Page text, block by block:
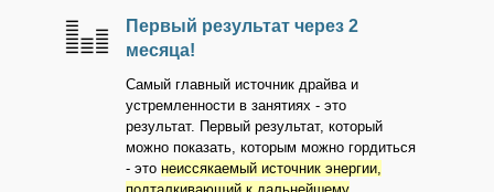
Первый результат через 2
месяца!
Самый главный источник драйва и
устремленности в занятиях - это
результат. Первый результат, который
можно показать, которым можно гордиться
- это неиссякаемый источник энергии,